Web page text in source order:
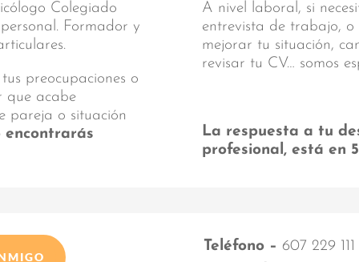
Colegiado
Formador y
preocupaciones o
que acabe
pareja o situación
encontrarás
A nivel laboral, si
entrevista de trabajo,
mejorar tu situación,
revisar tu CV… somos
La respuesta a tu
profesional, está en
Teléfono – 607 229 111